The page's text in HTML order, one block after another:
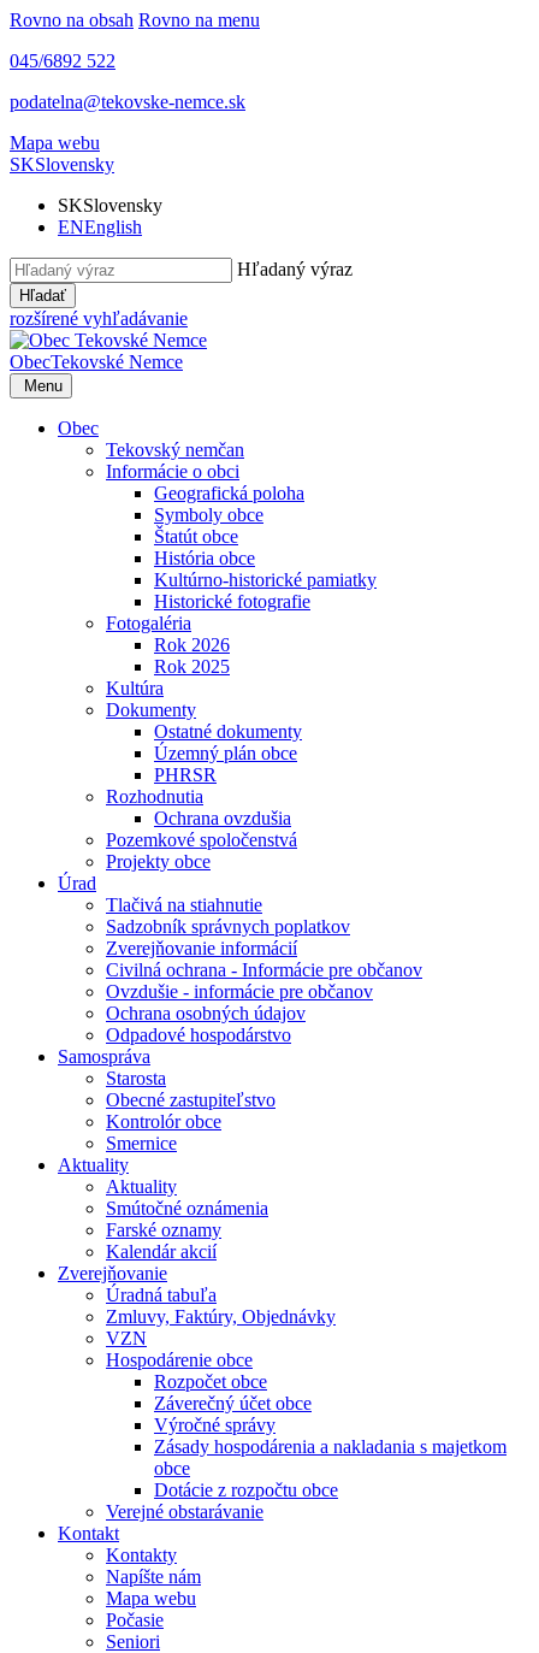
Rovno na obsah Rovno na menu
045/6892 522
podatelna@tekovske-nemce.sk
Mapa webu
SKSlovensky
SKSlovensky
ENEnglish
Hľadaný výraz
Hľadať
rozšírené vyhľadávanie
ObecTekovské Nemce
Menu
Obec
Tekovský nemčan
Informácie o obci
Geografická poloha
Symboly obce
Štatút obce
História obce
Kultúrno-historické pamiatky
Historické fotografie
Fotogaléria
Rok 2026
Rok 2025
Kultúra
Dokumenty
Ostatné dokumenty
Územný plán obce
PHRSR
Rozhodnutia
Ochrana ovzdušia
Pozemkové spoločenstvá
Projekty obce
Úrad
Tlačivá na stiahnutie
Sadzobník správnych poplatkov
Zverejňovanie informácií
Civilná ochrana - Informácie pre občanov
Ovzdušie - informácie pre občanov
Ochrana osobných údajov
Odpadové hospodárstvo
Samospráva
Starosta
Obecné zastupiteľstvo
Kontrolór obce
Smernice
Aktuality
Aktuality
Smútočné oznámenia
Farské oznamy
Kalendár akcií
Zverejňovanie
Úradná tabuľa
Zmluvy, Faktúry, Objednávky
VZN
Hospodárenie obce
Rozpočet obce
Záverečný účet obce
Výročné správy
Zásady hospodárenia a nakladania s majetkom
obce
Dotácie z rozpočtu obce
Verejné obstarávanie
Kontakt
Kontakty
Napíšte nám
Mapa webu
Počasie
Seniori